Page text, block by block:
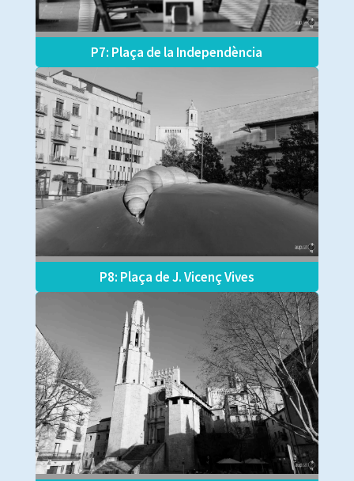
P7: Plaça de la Independència
P8: Plaça de J. Vicenç Vives